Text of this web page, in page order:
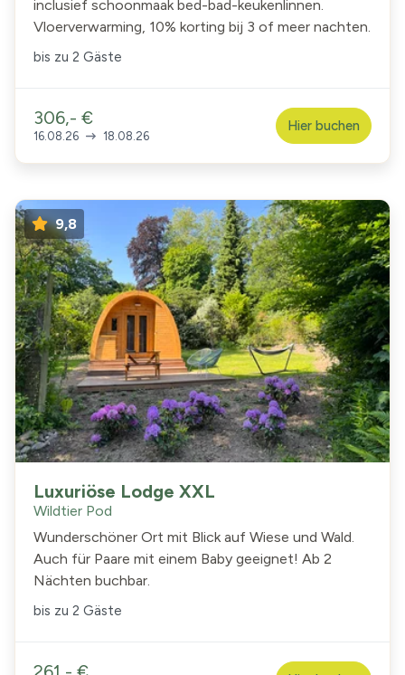
inclusief schoonmaak bed-bad-keukenlinnen.
Vloerverwarming, 10% korting bij 3 of meer nachten.
bis zu 2 Gäste
306,- €
16.08.26 18.08.26
Hier buchen
9,8
Luxuriöse Lodge XXL
Wildtier Pod
Wunderschöner Ort mit Blick auf Wiese und Wald.
Auch für Paare mit einem Baby geeignet! Ab 2
Nächten buchbar.
bis zu 2 Gäste